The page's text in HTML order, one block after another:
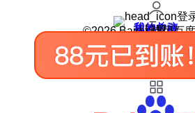
登
我的关注
我的收藏
皮肤中心
用户反馈
设置
©2026 Baidu 使用百